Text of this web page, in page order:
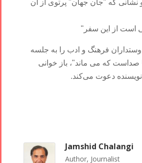
نشانی که "جان جهان" پرتوی از آن
است از این سفر"
فرهنگ و ادب را به جلسه
صداست که می ماند"، باز خوانی
دعوت می‌کند.
Jamshid Chalangi
Author, Journalist